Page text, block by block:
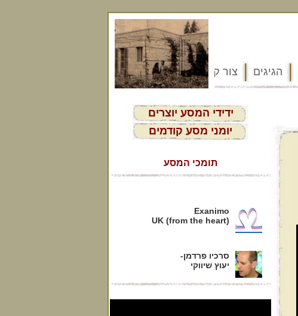
הגיגים צור קשר
ידידי המסע יוצרים
יומני מסע קודמים
תומכי המסע
Exanimo
(from the heart) UK
יעוץ שיווקי